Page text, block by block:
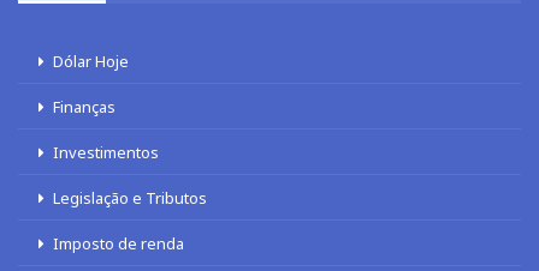
Dólar Hoje
Finanças
Investimentos
Legislação e Tributos
Imposto de renda